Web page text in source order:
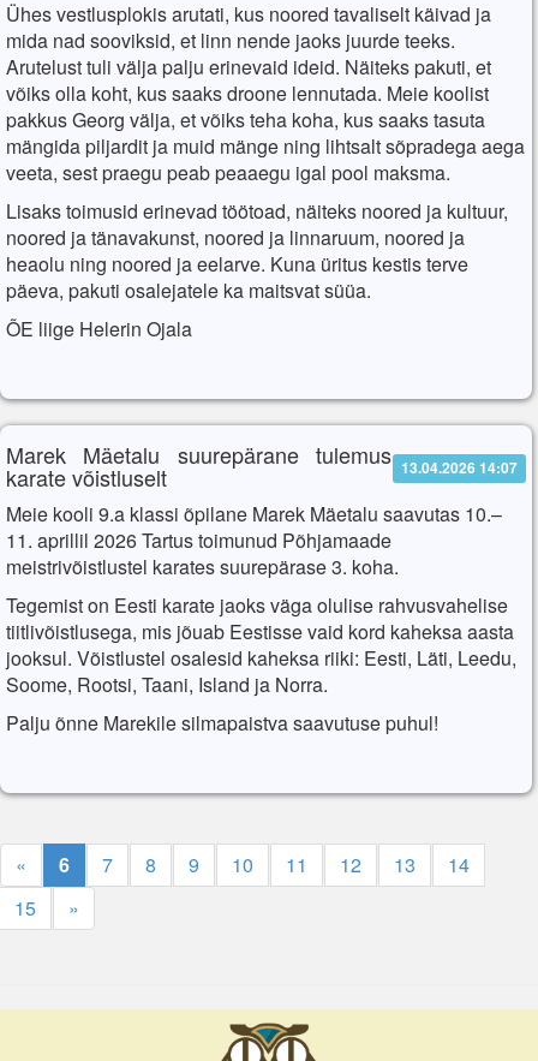
Ühes vestlusplokis arutati, kus noored tavaliselt käivad ja
mida nad sooviksid, et linn nende jaoks juurde teeks.
Arutelust tuli välja palju erinevaid ideid. Näiteks pakuti, et
võiks olla koht, kus saaks droone lennutada. Meie koolist
pakkus Georg välja, et võiks teha koha, kus saaks tasuta
mängida piljardit ja muid mänge ning lihtsalt sõpradega aega
veeta, sest praegu peab peaaegu igal pool maksma.
Lisaks toimusid erinevad töötoad, näiteks noored ja kultuur,
noored ja tänavakunst, noored ja linnaruum, noored ja
heaolu ning noored ja eelarve. Kuna üritus kestis terve
päeva, pakuti osalejatele ka maitsvat süüa.
ÕE liige Helerin Ojala
Marek Mäetalu suurepärane tulemus
karate võistluselt 13.04.2026 14:07
Meie kooli 9.a klassi õpilane Marek Mäetalu saavutas 10.–
11. aprillil 2026 Tartus toimunud Põhjamaade
meistrivõistlustel karates suurepärase 3. koha.
Tegemist on Eesti karate jaoks väga olulise rahvusvahelise
tiitlivõistlusega, mis jõuab Eestisse vaid kord kaheksa aasta
jooksul. Võistlustel osalesid kaheksa riiki: Eesti, Läti, Leedu,
Soome, Rootsi, Taani, Island ja Norra.
Palju õnne Marekile silmapaistva saavutuse puhul!
« 6 7 8 9 10 11 12 13
14
15
»